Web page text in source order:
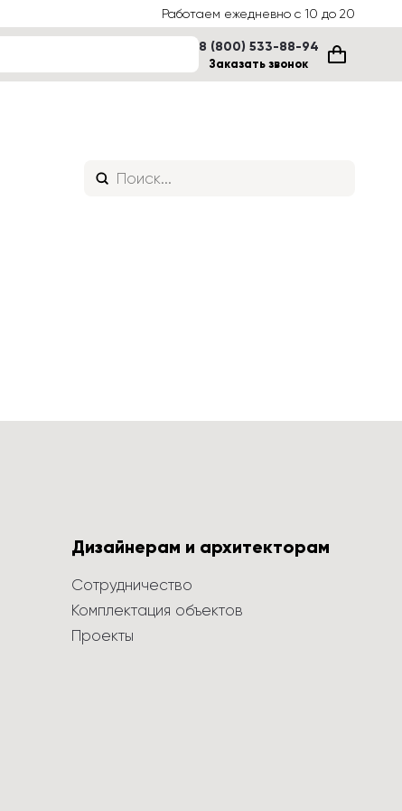
Работаем ежедневно с 10 до 20
8 (800) 533-88-94
Заказать звонок
Дизайнерам и архитекторам
Сотрудничество
Комплектация объектов
Проекты